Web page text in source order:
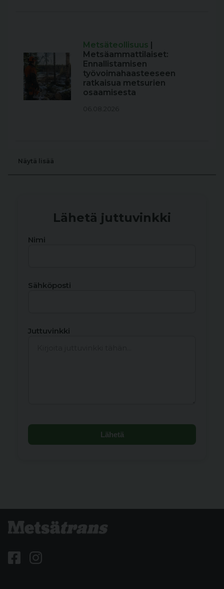
Metsäteollisuus
Metsäammattilaiset:
Ennallistamisen
työvoimahaasteeseen
ratkaisua metsurien
osaamisesta
06.08.2026
Näytä lisää
Lähetä juttuvinkki
Nimi
Sähköposti
Juttuvinkki
Lähetä